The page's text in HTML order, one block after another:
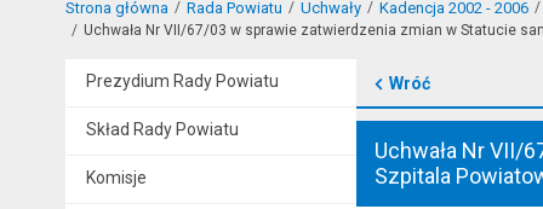
Strona główna Rada Powiatu Uchwały Kadencja 2002 - 2006
Uchwała Nr VII/67/03 w sprawie zatwierdzenia zmian w Statucie
Prezydium Rady Powiatu
Skład Rady Powiatu
Komisje
Wróć
Uchwała Nr VII/
Szpitala